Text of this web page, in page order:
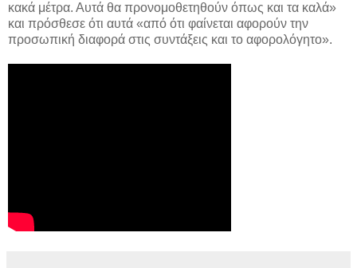
κακά μέτρα. Αυτά θα προνομοθετηθούν όπως και τα καλά»
και πρόσθεσε ότι αυτά «από ότι φαίνεται αφορούν την
προσωπική διαφορά στις συντάξεις και το αφορολόγητο».